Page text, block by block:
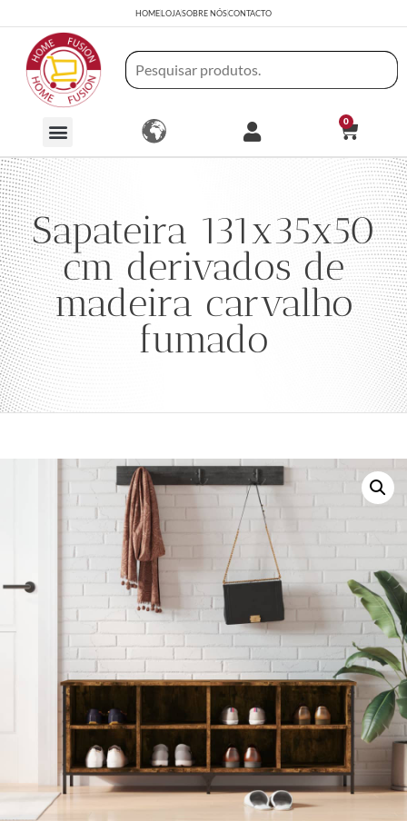
HOMELOJASOBRE NÓSCONTACTO
0
Sapateira 131x35x50
cm derivados de
madeira carvalho
fumado